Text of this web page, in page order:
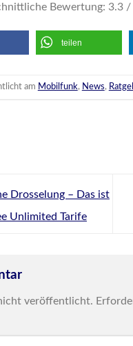
Bewertung: 3.3/
teilen
am Mobilfunk, News,
Drosselung – Das ist
Unlimited Tarife
veröffentlicht.